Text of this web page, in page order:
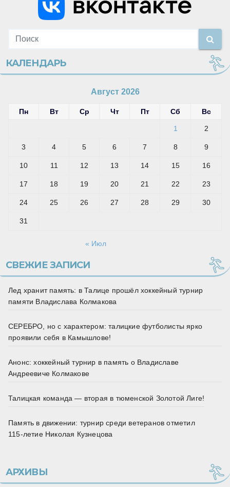
КАЛЕНДАРЬ
Август 2026
Пн Вт Ср Чт Пт Сб Вс
1 2
3 4 5 6 7 8 9
10 11 12 13 14 15 16
17 18 19 20 21 22 23
24 25 26 27 28 29 30
31
« Июл
СВЕЖИЕ ЗАПИСИ
Лед хранит память: в Талице прошёл хоккейный турнир
памяти Владислава Колмакова
СЕРЕБРО, но с характером: талицкие футболисты ярко
проявили себя в Камышлове!
Анонс: хоккейный турнир в память о Владиславе
Андреевиче Колмакове
Талицкая команда — вторая в тюменской Золотой Лиге!
Память в движении: турнир среди ветеранов отметил
115‑летие Николая Кузнецова
АРХИВЫ